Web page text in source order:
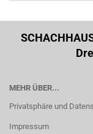
MEHR ÜBER...
Privatsphäre und
Impressum